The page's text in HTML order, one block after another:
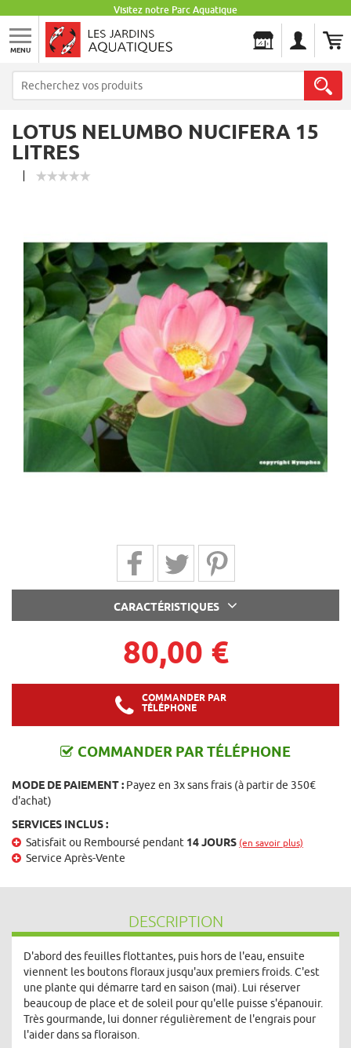
Visitez notre Parc Aquatique
MENU
LOTUS NELUMBO NUCIFERA 15
LITRES
Partager sur Facebook
Partager sur Twitter
Partager sur Pinterest
CARACTÉRISTIQUES
80,00 €
COMMANDER PAR
TÉLÉPHONE
COMMANDER PAR TÉLÉPHONE
MODE DE PAIEMENT : Payez en 3x sans frais (à partir de 350€
d'achat)
SERVICES INCLUS :
Satisfait ou Remboursé pendant 14 JOURS (en savoir plus)
Service Après-Vente
DESCRIPTION
D'abord des feuilles flottantes, puis hors de l'eau, ensuite
viennent les boutons floraux jusqu'aux premiers froids. C'est
une plante qui démarre tard en saison (mai). Lui réserver
beaucoup de place et de soleil pour qu'elle puisse s'épanouir.
Très gourmande, lui donner régulièrement de l'engrais pour
l'aider dans sa floraison.